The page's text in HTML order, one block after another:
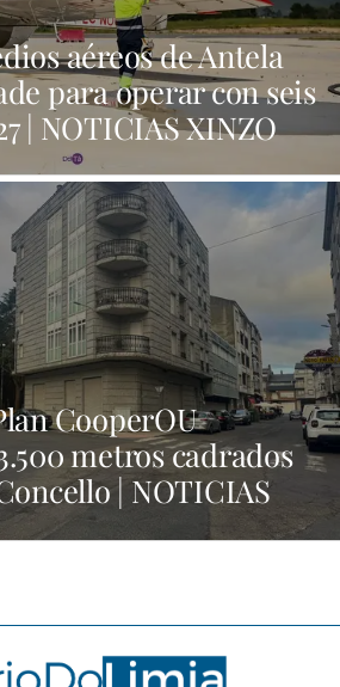
aéreos de Antela
para operar con seis
| NOTICIAS XINZO
CooperOU
metros cadrados
| NOTICIAS